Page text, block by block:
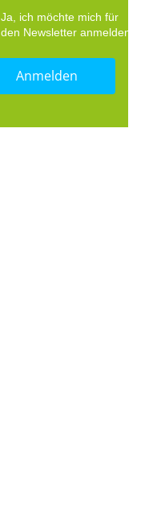
Ja, ich möchte mich für
den Newsletter anmelden.